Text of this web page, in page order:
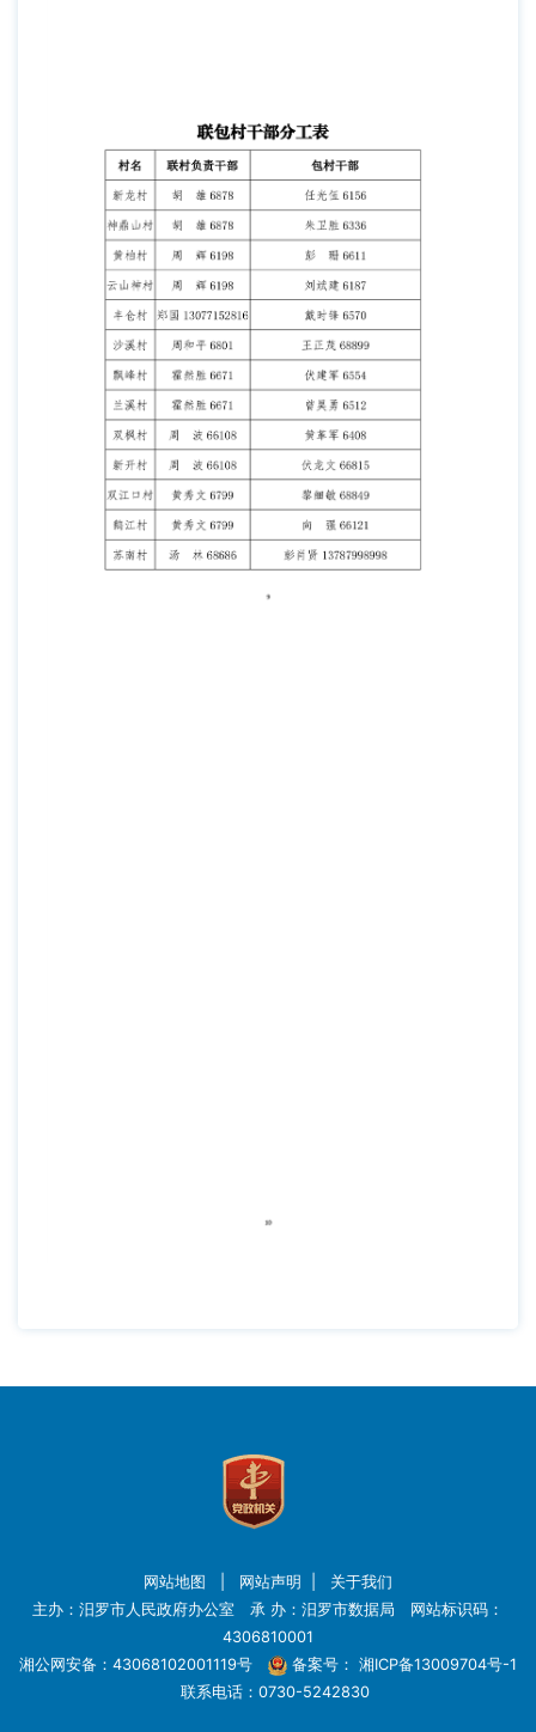
网站地图 网站声明
关于我们
主办：汨罗市人民政府办公室 承 办：汨罗市数据局 网站标识码：
4306810001
湘公网安备：43068102001119号
备案号： 湘ICP备13009704号-1
联系电话：0730-5242830